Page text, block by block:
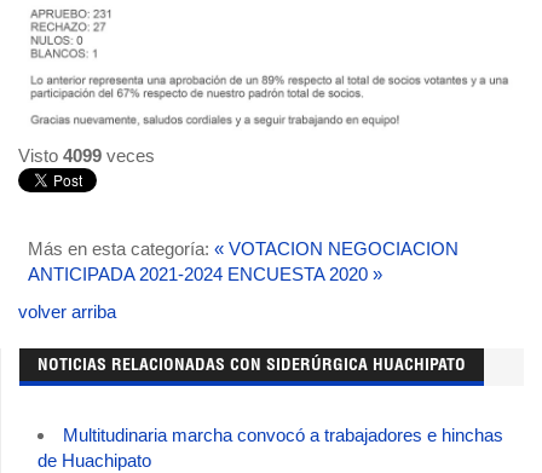
Visto 4099 veces
Más en esta categoría: « VOTACION NEGOCIACION
ANTICIPADA 2021-2024 ENCUESTA 2020 »
volver arriba
NOTICIAS RELACIONADAS CON SIDERÚRGICA HUACHIPATO
Multitudinaria marcha convocó a trabajadores e hinchas
de Huachipato